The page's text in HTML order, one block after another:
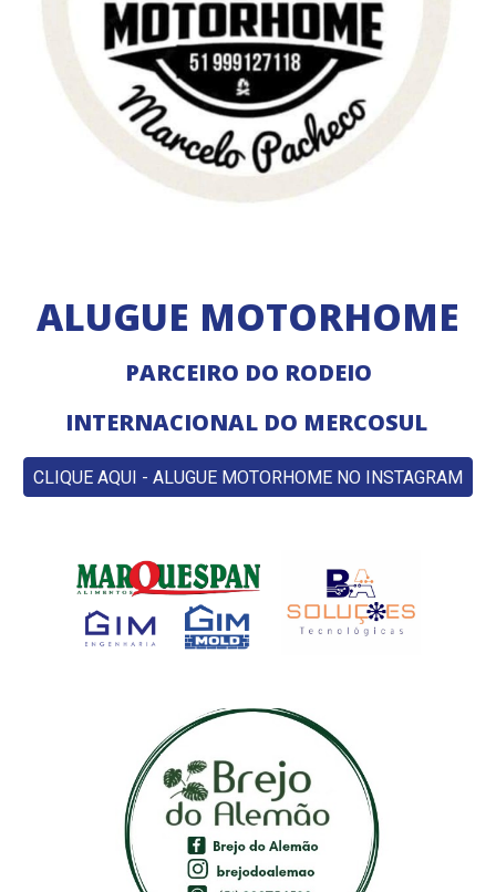
ALUGUE MOTORHOME
PARCEIRO DO RODEIO
INTERNACIONAL DO MERCOSUL
CLIQUE AQUI - ALUGUE MOTORHOME NO INSTAGRAM